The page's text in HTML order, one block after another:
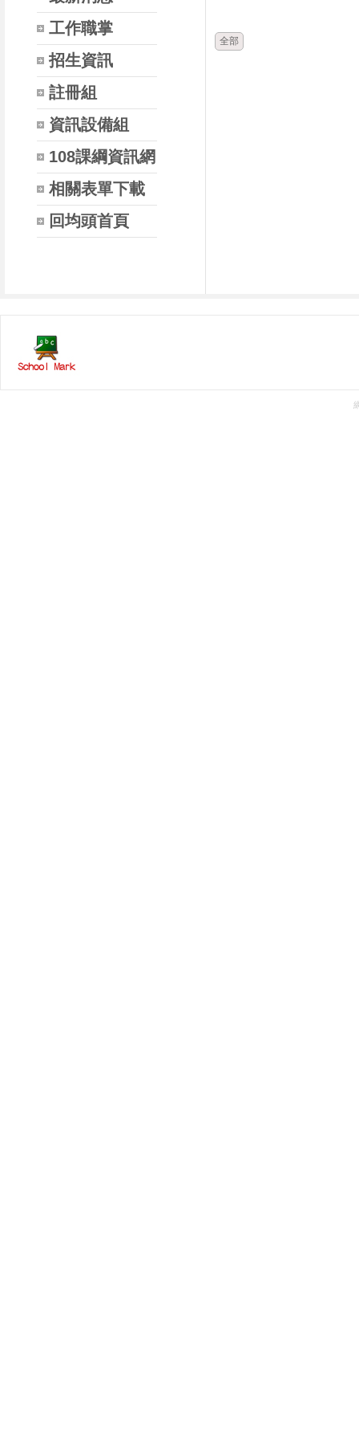
工作職掌
招生資訊
註冊組
資訊設備組
108課綱資訊網
相關表單下載
回均頭首頁
全部